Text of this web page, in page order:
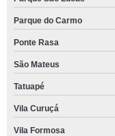
Parque do Carmo
Ponte Rasa
São Mateus
Tatuapé
Vila Curuçá
Vila Formosa